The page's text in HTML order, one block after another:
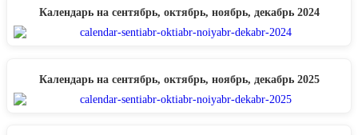
Календарь на сентябрь, октябрь, ноябрь, декабрь 2024
Календарь на сентябрь, октябрь, ноябрь, декабрь 2025